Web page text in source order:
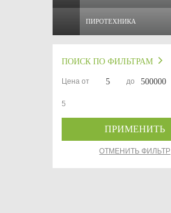
ПИРОТЕХНИКА
ПОИСК ПО ФИЛЬТРАМ
Цена от до
5
ПРИМЕНИТЬ
ОТМЕНИТЬ ФИЛЬТР